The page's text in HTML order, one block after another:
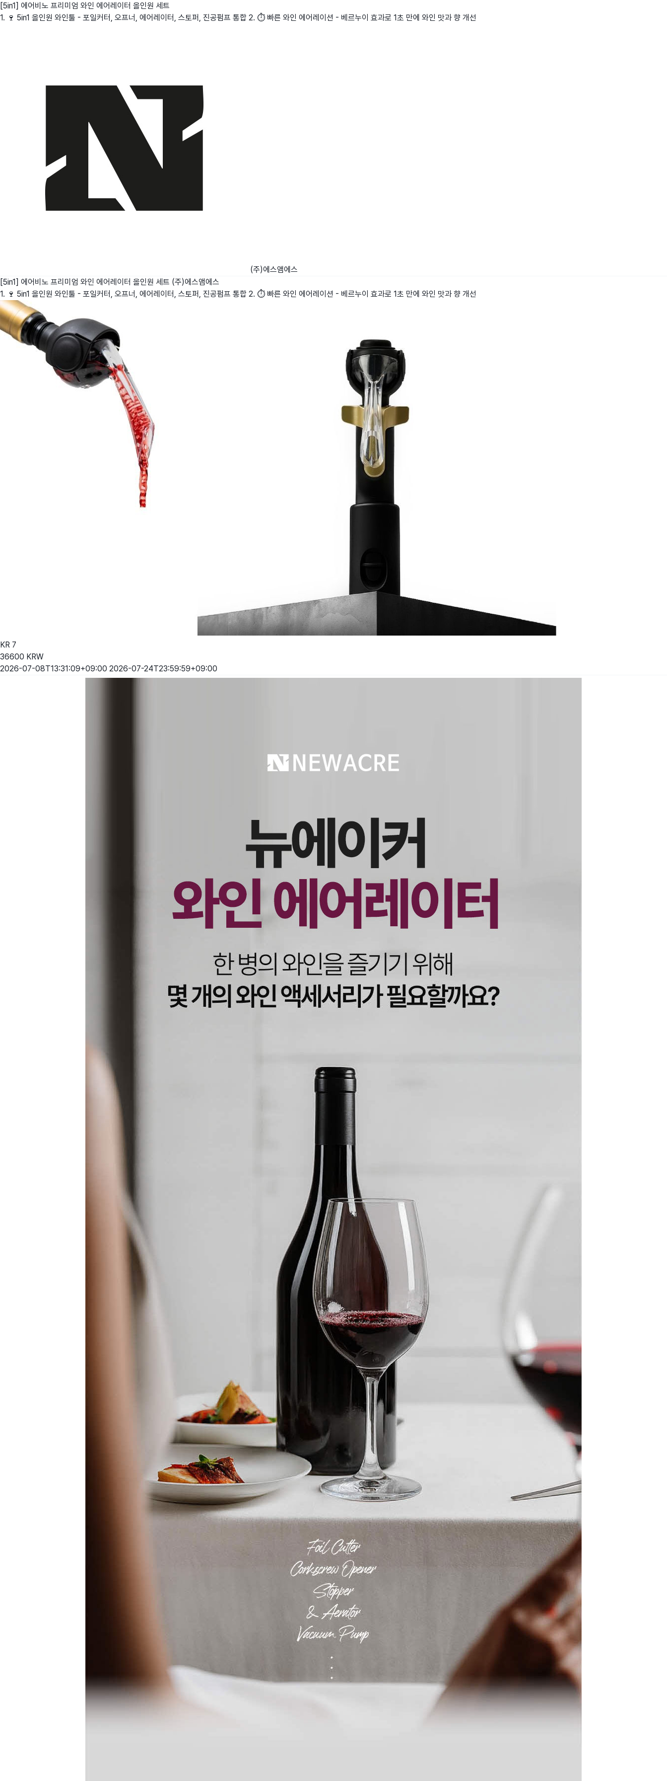
[5in1] 에어비노 프리미엄 와인 에어레이터 올인원 세트
1. 🍷 5in1 올인원 와인툴 - 포일커터, 오프너, 에어레이터, 스토퍼, 진공펌프 통합 2. ⏱️ 빠른 와인 에어레이션 - 베르누이 효과로 1초 만에 와인 맛과 향 개선
(주)에스앰에스
[5in1] 에어비노 프리미엄 와인 에어레이터 올인원 세트 (주)에스앰에스
1. 🍷 5in1 올인원 와인툴 - 포일커터, 오프너, 에어레이터, 스토퍼, 진공펌프 통합 2. ⏱️ 빠른 와인 에어레이션 - 베르누이 효과로 1초 만에 와인 맛과 향 개선
KR 7
36600 KRW
2026-07-08T13:31:09+09:00 2026-07-24T23:59:59+09:00